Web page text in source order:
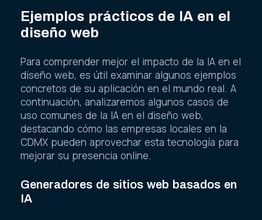
Ejemplos prácticos de IA en el
diseño web
Para comprender mejor el impacto de la IA en el
diseño web, es útil examinar algunos ejemplos
concretos de su aplicación en el mundo real. A
continuación, analizaremos algunos casos de
uso comunes de la IA en el diseño web,
destacando cómo las empresas locales en la
CDMX pueden aprovechar esta tecnología para
mejorar su presencia online.
Generadores de sitios web basados en
IA